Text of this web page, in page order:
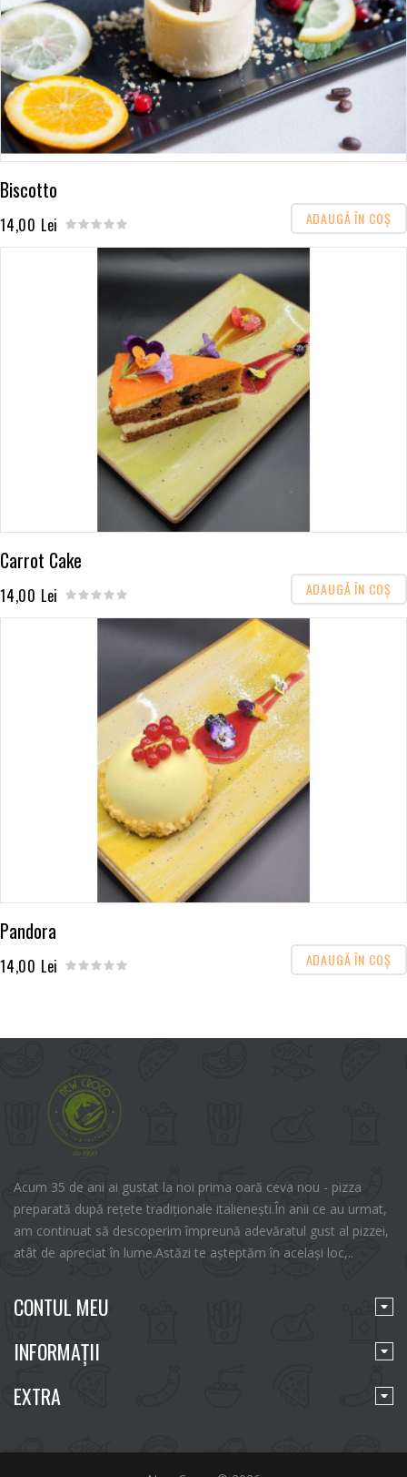
Biscotto
14,00 Lei ADAUGĂ ÎN COŞ
Carrot Cake
14,00 Lei ADAUGĂ ÎN COŞ
Pandora
14,00 Lei ADAUGĂ ÎN COŞ
Acum 35 de ani ai gustat la noi prima oară ceva nou - pizza
preparată după rețete tradiționale italienești.În anii ce au urmat,
am continuat să descoperim împreună adevăratul gust al pizzei,
atât de apreciat în lume.Astăzi te așteptăm în același loc,..
CONTUL MEU
INFORMAŢII
EXTRA